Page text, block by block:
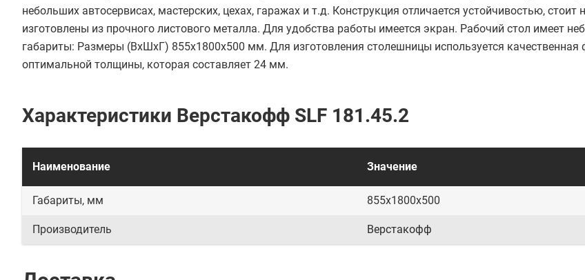
небольших автосервисах, мастерских, цехах, гаражах и т.д. Конструкция отличается устойчивостью, стоит
изготовлены из прочного листового металла. Для удобства работы имеется экран. Рабочий стол имеет
габариты: Размеры (ВхШхГ) 855x1800x500 мм. Для изготовления столешницы используется качественная
оптимальной толщины, которая составляет 24 мм.
Характеристики Верстакофф SLF 181.45.2
Наименование Значение
Габариты, мм 855x1800x500
Производитель Верстакофф